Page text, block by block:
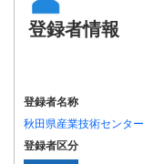
登録者情報
登録者名称
秋田県産業技術センター
登録者区分